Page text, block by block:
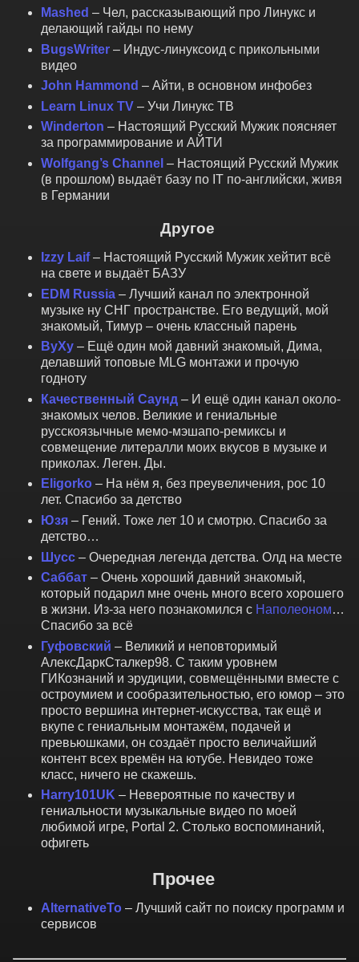
Mashed – Чел, рассказывающий про Линукс и
делающий гайды по нему
BugsWriter – Индус-линуксоид с прикольными
видео
John Hammond – Айти, в основном инфобез
Learn Linux TV – Учи Линукс ТВ
Winderton – Настоящий Русский Мужик поясняет
за программирование и АЙТИ
Wolfgang’s Channel – Настоящий Русский Мужик
(в прошлом) выдаёт базу по IT по-английски, живя
в Германии
Другое
Izzy Laif– Настоящий Русский Мужик хейтит всё
на свете и выдаёт БАЗУ
EDM Russia – Лучший канал по электронной
музыке ну СНГ пространстве. Его ведущий, мой
знакомый, Тимур – очень классный парень
ByXy – Ещё один мой давний знакомый, Дима,
делавший топовые MLG монтажи и прочую
годноту
Качественный Саунд – И ещё один канал около-
знакомых челов. Великие и гениальные
русскоязычные мемо-мэшапо-ремиксы и
совмещение литералли моих вкусов в музыке и
приколах. Леген. Ды.
Eligorko – На нём я, без преувеличения, рос 10
лет. Спасибо за детство
Юзя – Гений. Тоже лет 10 и смотрю. Спасибо за
детство…
Шусс – Очередная легенда детства. Олд на месте
Саббат – Очень хороший давний знакомый,
который подарил мне очень много всего хорошего
в жизни. Из-за него познакомился с Наполеоном…
Спасибо за всё
Гуфовский – Великий и неповторимый
АлексДаркСталкер98. С таким уровнем
ГИКознаний и эрудиции, совмещёнными вместе с
остроумием и сообразительностью, его юмор – это
просто вершина интернет-искусства, так ещё и
вкупе с гениальным монтажём, подачей и
превьюшками, он создаёт просто величайший
контент всех времён на ютубе. Невидео тоже
класс, ничего не скажешь.
Harry101UK – Невероятные по качеству и
гениальности музыкальные видео по моей
любимой игре, Portal 2. Столько воспоминаний,
офигеть
Прочее
AlternativeTo – Лучший сайт по поиску программ и
сервисов